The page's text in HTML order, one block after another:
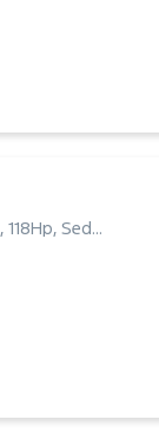
, 118Hp, Sedan